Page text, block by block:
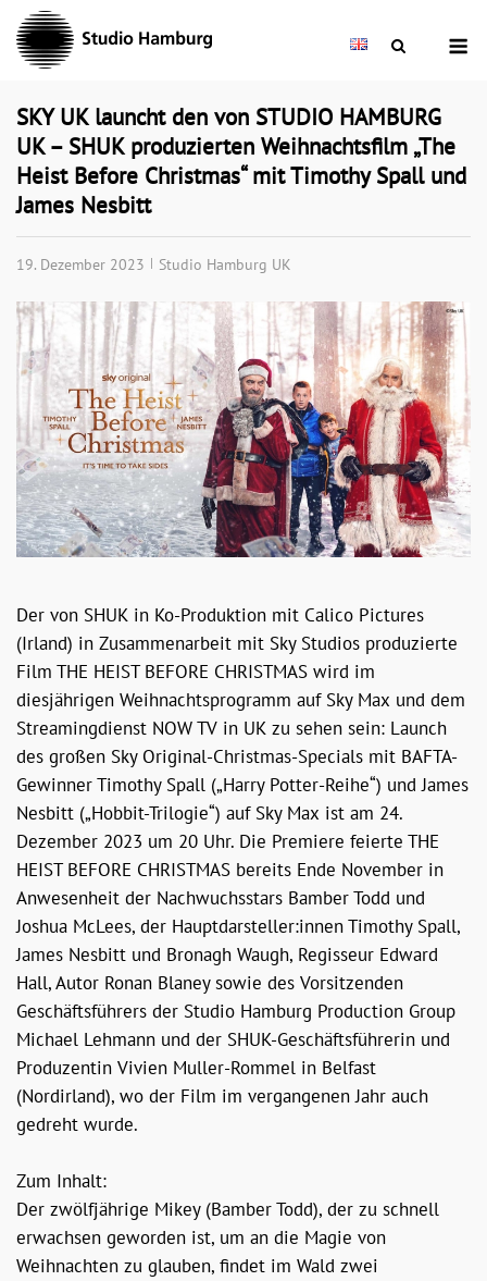
Skip
content
SKY UK launcht den von STUDIO HAMBURG
UK – SHUK produzierten Weihnachtsfilm „The
Heist Before Christmas“ mit Timothy Spall und
James Nesbitt
19. Dezember 2023 Studio Hamburg UK
Der von SHUK in Ko-Produktion mit Calico Pictures
(Irland) in Zusammenarbeit mit Sky Studios produzierte
Film THE HEIST BEFORE CHRISTMAS wird im
diesjährigen Weihnachtsprogramm auf Sky Max und dem
Streamingdienst NOW TV in UK zu sehen sein: Launch
des großen Sky Original-Christmas-Specials mit BAFTA-
Gewinner Timothy Spall („Harry Potter-Reihe“) und James
Nesbitt („Hobbit-Trilogie“) auf Sky Max ist am 24.
Dezember 2023 um 20 Uhr. Die Premiere feierte THE
HEIST BEFORE CHRISTMAS bereits Ende November in
Anwesenheit der Nachwuchsstars Bamber Todd und
Joshua McLees, der Hauptdarsteller:innen Timothy Spall,
James Nesbitt und Bronagh Waugh, Regisseur Edward
Hall, Autor Ronan Blaney sowie des Vorsitzenden
Geschäftsführers der Studio Hamburg Production Group
Michael Lehmann und der SHUK-Geschäftsführerin und
Produzentin Vivien Muller-Rommel in Belfast
(Nordirland), wo der Film im vergangenen Jahr auch
gedreht wurde.
Zum Inhalt:
Der zwölfjährige Mikey (Bamber Todd), der zu schnell
erwachsen geworden ist, um an die Magie von
Weihnachten zu glauben, findet im Wald zwei